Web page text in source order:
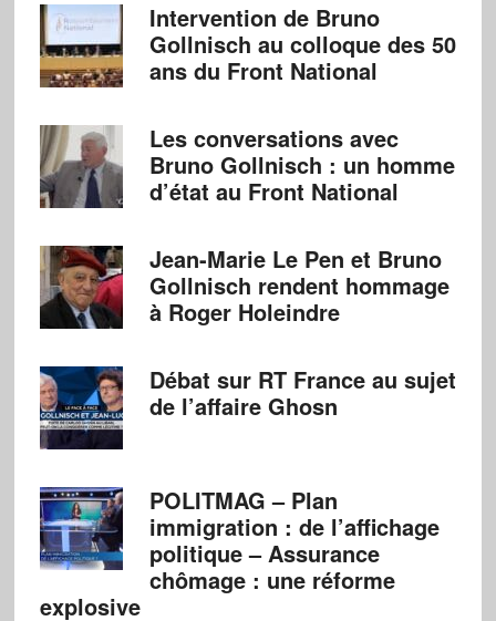
Intervention de Bruno
Gollnisch au colloque des 50
ans du Front National
Les conversations avec
Bruno Gollnisch : un homme
d’état au Front National
Jean-Marie Le Pen et Bruno
Gollnisch rendent hommage
à Roger Holeindre
Débat sur RT France au sujet
de l’affaire Ghosn
POLITMAG – Plan
immigration : de l’affichage
politique – Assurance
chômage : une réforme
explosive